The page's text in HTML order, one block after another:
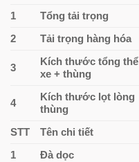
1 Tổng tải trọng
2 Tải trọng hàng hóa
3
Kích thước tổng thể
xe + thùng
4
Kích thước lọt lòng
thùng
STT Tên chi tiết
1 Đà dọc